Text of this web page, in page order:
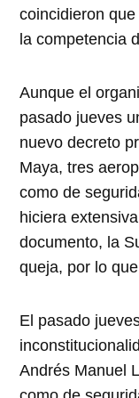
coincidieron
la competencia
Aunque el
pasado jueves
nuevo decreto
Maya, tres
como de
hiciera
documento, la
queja, por lo
El pasado
Andrés Manuel